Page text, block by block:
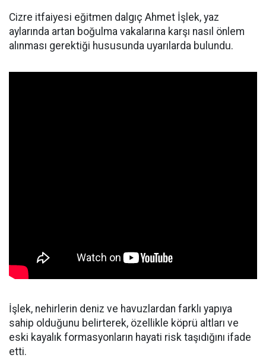
Cizre itfaiyesi eğitmen dalgıç Ahmet İşlek, yaz
aylarında artan boğulma vakalarına karşı nasıl önlem
alınması gerektiği hususunda uyarılarda bulundu.
İşlek, nehirlerin deniz ve havuzlardan farklı yapıya
sahip olduğunu belirterek, özellikle köprü altları ve
eski kayalık formasyonların hayati risk taşıdığını ifade
etti.